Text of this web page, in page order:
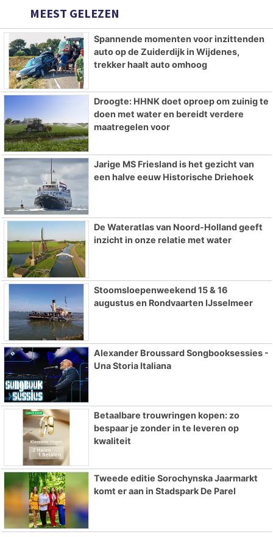
MEEST GELEZEN
Spannende momenten voor inzittenden
auto op de Zuiderdijk in Wijdenes,
trekker haalt auto omhoog
Droogte: HHNK doet oproep om zuinig te
doen met water en bereidt verdere
maatregelen voor
Jarige MS Friesland is het gezicht van
een halve eeuw Historische Driehoek
De Wateratlas van Noord-Holland geeft
inzicht in onze relatie met water
Stoomsloepenweekend 15 & 16
augustus en Rondvaarten IJsselmeer
Alexander Broussard Songbooksessies -
Una Storia Italiana
Betaalbare trouwringen kopen: zo
bespaar je zonder in te leveren op
kwaliteit
Tweede editie Sorochynska Jaarmarkt
komt er aan in Stadspark De Parel